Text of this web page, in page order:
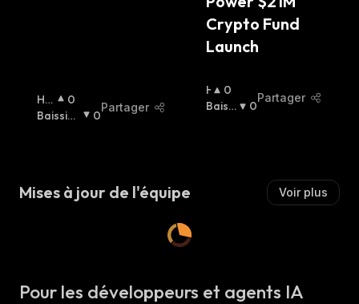
Ha
Uss
0
Baissier
0
Partager
Crypto Fund
Launch
H
A
0
Baissi
0
Partager
Mises à jour de l'équipe Voir plus
Pour les développeurs et agents IA